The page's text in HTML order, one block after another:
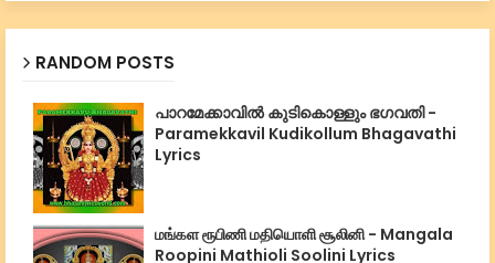
RANDOM POSTS
പാറമേക്കാവില്‍ കുടികൊള്ളും ഭഗവതി -
Paramekkavil Kudikollum Bhagavathi
Lyrics
மங்கள ரூபிணி மதியொளி சூலினி - Mangala
Roopini Mathioli Soolini Lyrics